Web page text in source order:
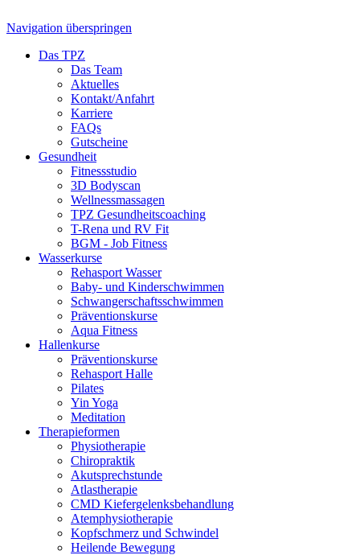
Navigation überspringen
Das TPZ
Das Team
Aktuelles
Kontakt/Anfahrt
Karriere
FAQs
Gutscheine
Gesundheit
Fitnessstudio
3D Bodyscan
Wellnessmassagen
TPZ Gesundheits­coaching
T-Rena und RV Fit
BGM - Job Fitness
Wasserkurse
Rehasport Wasser
Baby- und Kinderschwimmen
Schwangerschafts­schwimmen
Präventionskurse
Aqua Fitness
Hallenkurse
Präventionskurse
Rehasport Halle
Pilates
Yin Yoga
Meditation
Therapieformen
Physiotherapie
Chiropraktik
Akutsprechstunde
Atlastherapie
CMD Kiefer­gelenks­behandlung
Atem­physio­therapie
Kopfschmerz und Schwindel
Heilende Bewegung